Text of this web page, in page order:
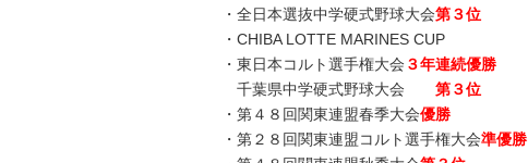
・全日本選抜中学硬式野球大会第３位
・CHIBA LOTTE MARINES CUP
・東日本コルト選手権大会 ３年連続優勝
千葉県中学硬式野球大会 第３位
・第４８回関東連盟春季大会優勝
・第２８回関東連盟コルト選手権大会準優勝